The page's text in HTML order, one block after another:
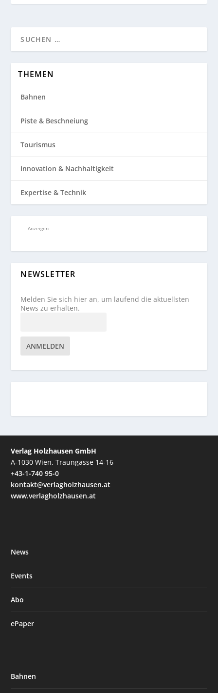
THEMEN
Bahnen
Piste & Beschneiung
Tourismus
Innovation & Nachhaltigkeit
Expertise & Technik
Anzeigen
NEWSLETTER
Melden Sie sich hier an, um laufend die aktuellsten
News zu erhalten.
ANMELDEN
Verlag Holzhausen GmbH
A-1030 Wien, Traungasse 14-16
+43-1-740 95-0
kontakt@verlagholzhausen.at
www.verlagholzhausen.at
News
Events
Abo
ePaper
Bahnen